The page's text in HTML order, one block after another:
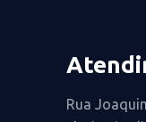
Rua